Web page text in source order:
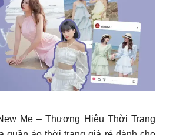
Me – Thương Hiệu Thời Trang